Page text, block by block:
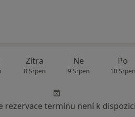
Zítra
8 Srpen
Ne
9 Srpen
Po
10 Srpen
rezervace termínu není k dispozici